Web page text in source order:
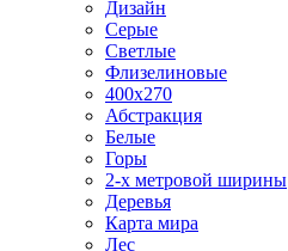
Дизайн
Серые
Светлые
Флизелиновые
400х270
Абстракция
Белые
Горы
2-х метровой ширины
Деревья
Карта мира
Лес